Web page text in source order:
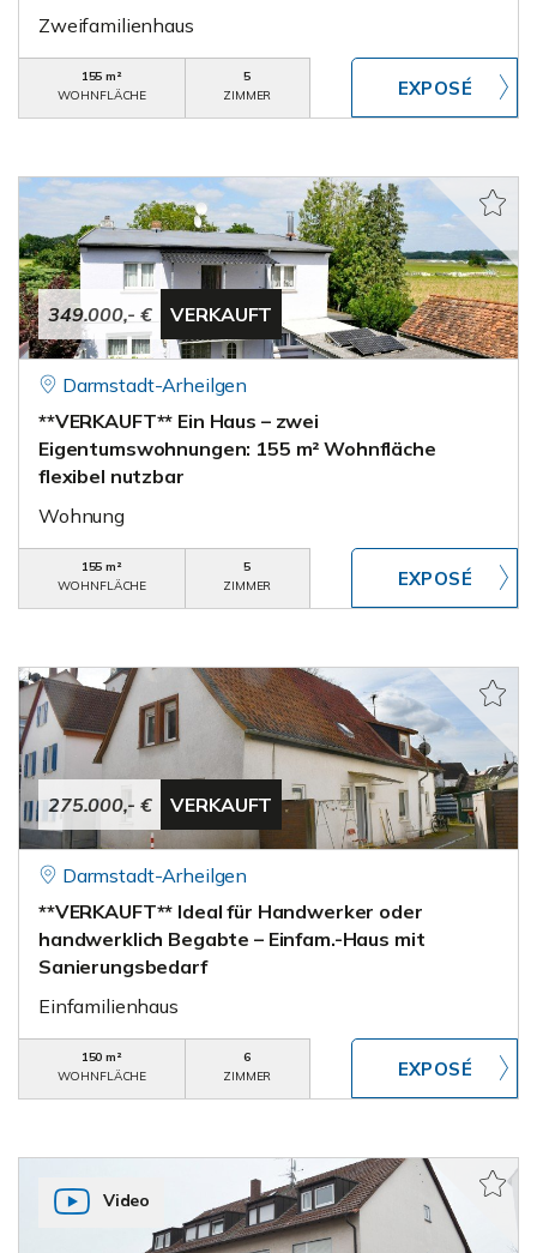
Zweifamilienhaus
155 m²
WOHNFLÄCHE
5
ZIMMER
349.000,- € VERKAUFT
Darmstadt-Arheilgen
**VERKAUFT** Ein Haus – zwei
Eigentumswohnungen: 155 m² Wohnfläche
flexibel nutzbar
Wohnung
155 m²
WOHNFLÄCHE
5
ZIMMER
275.000,- € VERKAUFT
Darmstadt-Arheilgen
**VERKAUFT** Ideal für Handwerker oder
handwerklich Begabte – Einfam.-Haus mit
Sanierungsbedarf
Einfamilienhaus
150 m²
WOHNFLÄCHE
6
ZIMMER
Video